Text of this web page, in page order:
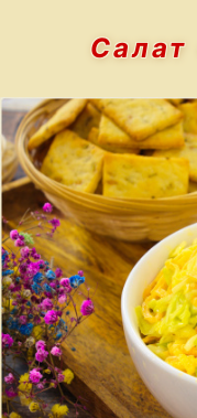
Салат